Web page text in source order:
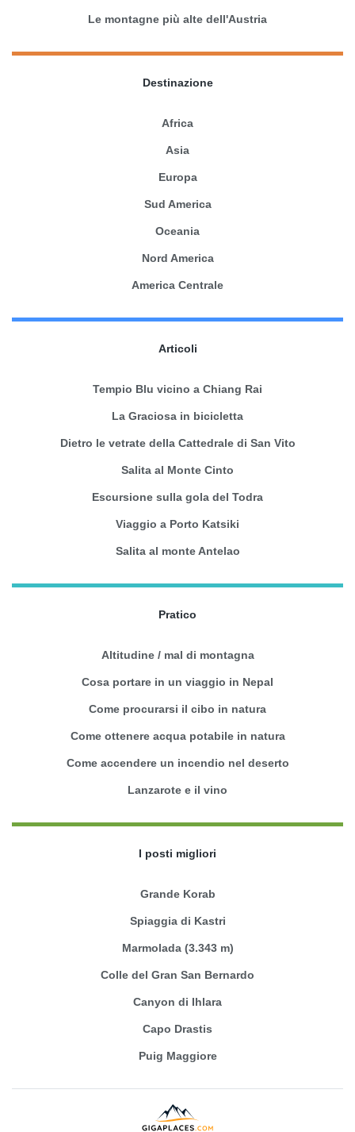
Le montagne più alte dell'Austria
Destinazione
Africa
Asia
Europa
Sud America
Oceania
Nord America
America Centrale
Articoli
Tempio Blu vicino a Chiang Rai
La Graciosa in bicicletta
Dietro le vetrate della Cattedrale di San Vito
Salita al Monte Cinto
Escursione sulla gola del Todra
Viaggio a Porto Katsiki
Salita al monte Antelao
Pratico
Altitudine / mal di montagna
Cosa portare in un viaggio in Nepal
Come procurarsi il cibo in natura
Come ottenere acqua potabile in natura
Come accendere un incendio nel deserto
Lanzarote e il vino
I posti migliori
Grande Korab
Spiaggia di Kastri
Marmolada (3.343 m)
Colle del Gran San Bernardo
Canyon di Ihlara
Capo Drastis
Puig Maggiore